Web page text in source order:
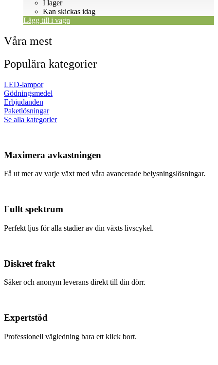
ursprungliga
priset
var:
priset
I lager
Kan skickas idag
Lägg till i vagn
Våra mest
Populära kategorier
LED-lampor
Gödningsmedel
Erbjudanden
Paketlösningar
Se alla kategorier
Maximera avkastningen
Få ut mer av varje växt med våra avancerade belysningslösningar.
Fullt spektrum
Perfekt ljus för alla stadier av din växts livscykel.
Diskret frakt
Säker och anonym leverans direkt till din dörr.
Expertstöd
Professionell vägledning bara ett klick bort.